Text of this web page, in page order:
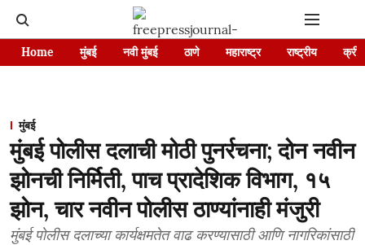
Home मुंबई नवी मुंबई ठाणे महाराष्ट्र राष्ट्रीय
मुंबई
मुंबई पोलीस दलाची मोठी पुनर्रचना; दोन नवीन
झोनची निर्मिती, पाच प्रादेशिक विभाग, १५
झोन, चार नवीन पोलीस ठाण्यांनाही मंजुरी
मुंबई पोलीस दलाच्या कार्यक्षमतेत वाढ करण्यासाठी आणि नागरिकांसाठी